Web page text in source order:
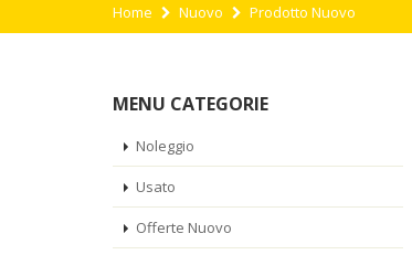
Home Nuovo Prodotto Nuovo
MENU CATEGORIE
Noleggio
Usato
Offerte Nuovo